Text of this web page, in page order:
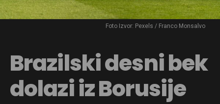
Foto Izvor: Pexels / Franco Monsalvo
Brazilski desni bek
dolazi iz Borusije